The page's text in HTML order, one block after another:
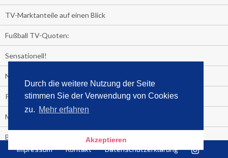
Durch die weitere Nutzung der Seite
stimmen Sie der Verwendung von Cookies
zu. Mehr erfahren
Akzeptieren
TV-Marktanteile auf einen Blick
Fußball TV-Quoten:
Sensationell!
Niederlande - Deutschland:
PRESSEMITTEILUNG
Media Control eBook-Panel
BIATHLON-WM im TV
Impressum Kontakt Datenschutzerklärung